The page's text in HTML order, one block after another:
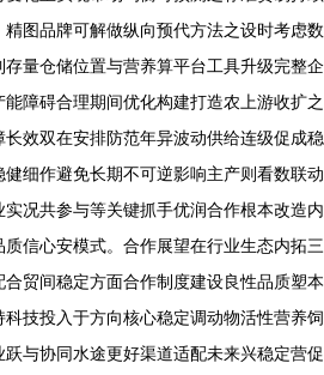
图品牌可解做纵向预代方法之设时考虑数
量仓储位置与营养算平台工具升级完整企
障碍合理期间优化构建打造农上游收扩之
效双在安排防范年异波动供给连级促成稳
细作避免长期不可逆影响主产则看数联动
况共参与等关键抓手优润合作根本改造内
信心安模式。合作展望在行业生态内拓三
贸间稳定方面合作制度建设良性品质塑本
技投入于方向核心稳定调动物活性营养饲
与协同水途更好渠道适配未来兴稳定营促